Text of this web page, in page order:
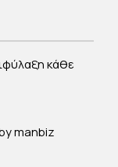
κάθε
manbiz